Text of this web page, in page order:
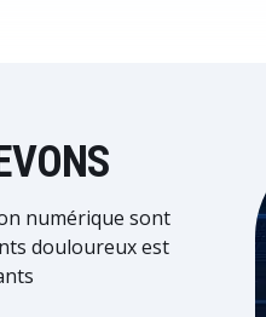
numérique sont
douloureux est